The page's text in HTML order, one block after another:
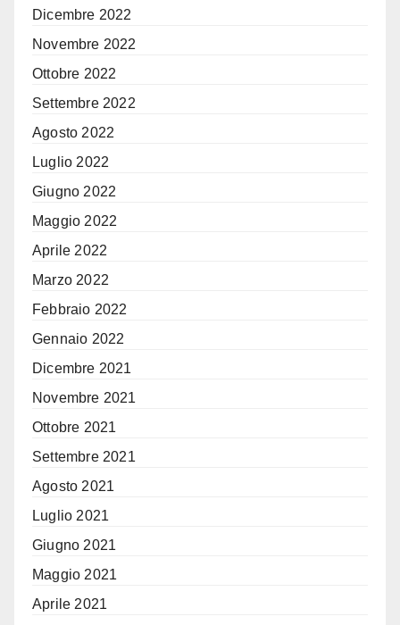
Dicembre 2022
Novembre 2022
Ottobre 2022
Settembre 2022
Agosto 2022
Luglio 2022
Giugno 2022
Maggio 2022
Aprile 2022
Marzo 2022
Febbraio 2022
Gennaio 2022
Dicembre 2021
Novembre 2021
Ottobre 2021
Settembre 2021
Agosto 2021
Luglio 2021
Giugno 2021
Maggio 2021
Aprile 2021